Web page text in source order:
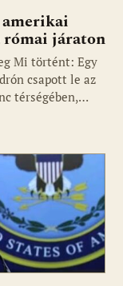
római járaton
Mi történt: Egy
csapott le az
térségében,…